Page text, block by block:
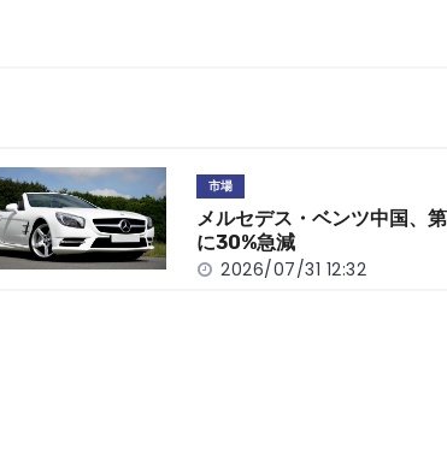
市場
メルセデス・ベンツ中国、
に30%急減
2026/07/31 12:32